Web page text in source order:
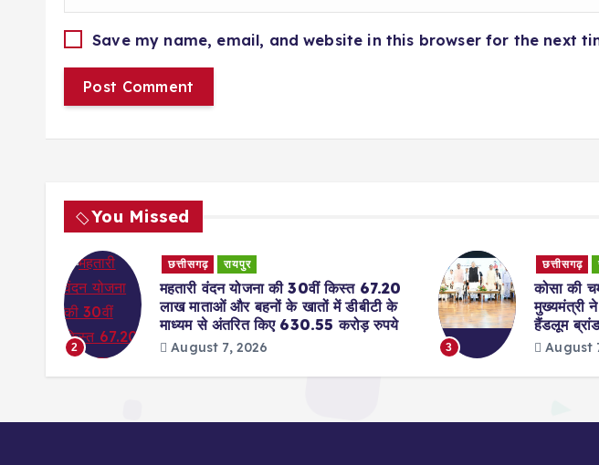
Save my name, email, and website in this browser for the next
You Missed
2
छत्तीसगढ़ रायपुर
महतारी वंदन योजना की 30वीं किस्त 67.20
लाख माताओं और बहनों के खातों में डीबीटी के
माध्यम से अंतरित किए 630.55 करोड़ रुपये
August 7, 2026 3
छत्तीसगढ़
कोसा की
मुख्यमंत्री
हैंडलूम
August